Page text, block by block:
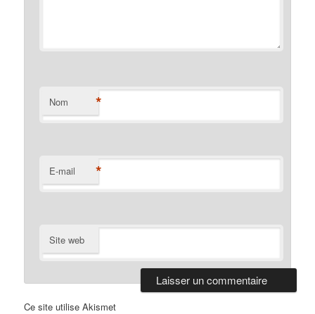
Nom *
E-mail *
Site web
Ce site utilise Akismet